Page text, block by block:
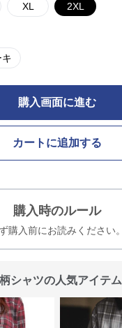
XL 2XL
キ
購入画面に進む
カートに追加する
購入時のルール
購入前にお読みください。
シャツの人気アイテム